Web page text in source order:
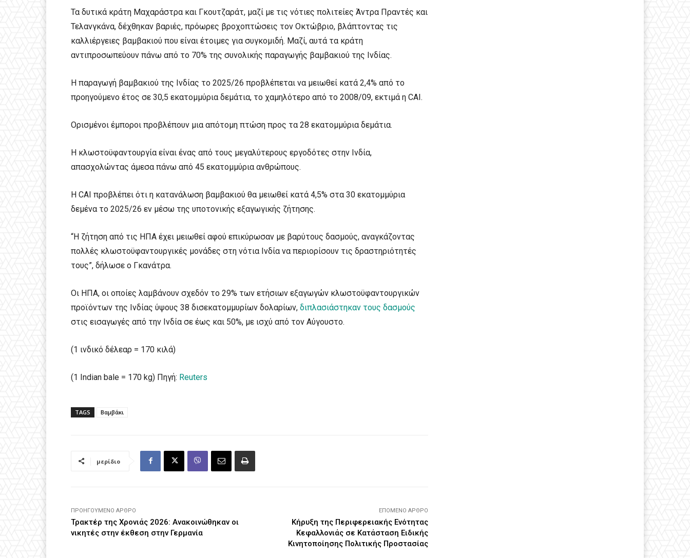
Τα δυτικά κράτη Μαχαράστρα και Γκουτζαράτ, μαζί με τις νότιες πολιτείες Άντρα Πραντές και
Τελανγκάνα, δέχθηκαν βαριές, πρόωρες βροχοπτώσεις τον Οκτώβριο, βλάπτοντας τις
καλλιέργειες βαμβακιού που είναι έτοιμες για συγκομιδή. Μαζί, αυτά τα κράτη
αντιπροσωπεύουν πάνω από το 70% της συνολικής παραγωγής βαμβακιού της Ινδίας.
Η παραγωγή βαμβακιού της Ινδίας το 2025/26 προβλέπεται να μειωθεί κατά 2,4% από το
προηγούμενο έτος σε 30,5 εκατομμύρια δεμάτια, το χαμηλότερο από το 2008/09, εκτιμά η CAI.
Ορισμένοι έμποροι προβλέπουν μια απότομη πτώση προς τα 28 εκατομμύρια δεμάτια.
Η κλωστοϋφαντουργία είναι ένας από τους μεγαλύτερους εργοδότες στην Ινδία,
απασχολώντας άμεσα πάνω από 45 εκατομμύρια ανθρώπους.
Η CAI προβλέπει ότι η κατανάλωση βαμβακιού θα μειωθεί κατά 4,5% στα 30 εκατομμύρια
δεμένα το 2025/26 εν μέσω της υποτονικής εξαγωγικής ζήτησης.
“Η ζήτηση από τις ΗΠΑ έχει μειωθεί αφού επικύρωσαν με βαρύτους δασμούς, αναγκάζοντας
πολλές κλωστοϋφαντουργικές μονάδες στη νότια Ινδία να περιορίσουν τις δραστηριότητές
τους”, δήλωσε ο Γκανάτρα.
Οι ΗΠΑ, οι οποίες λαμβάνουν σχεδόν το 29% των ετήσιων εξαγωγών κλωστοϋφαντουργικών
προϊόντων της Ινδίας ύψους 38 δισεκατομμυρίων δολαρίων, διπλασιάστηκαν τους δασμούς
στις εισαγωγές από την Ινδία σε έως και 50%, με ισχύ από τον Αύγουστο.
(1 ινδικό δέλεαρ = 170 κιλά)
(1 Indian bale = 170 kg) Πηγή: Reuters
TAGS Βαμβάκι
μερίδιο
ΠΡΟΗΓΟΎΜΕΝΟ ΆΡΘΡΟ
Τρακτέρ της Χρονιάς 2026: Ανακοινώθηκαν οι
νικητές στην έκθεση στην Γερμανία
ΕΠΌΜΕΝΟ ΆΡΘΡΟ
Κήρυξη της Περιφερειακής Ενότητας
Κεφαλλονιάς σε Κατάσταση Ειδικής
Κινητοποίησης Πολιτικής Προστασίας